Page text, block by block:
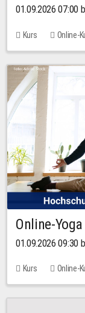
01.09.2026 07:00
Kurs Online-
Online-
01.09.2026 09:30
Kurs Online-